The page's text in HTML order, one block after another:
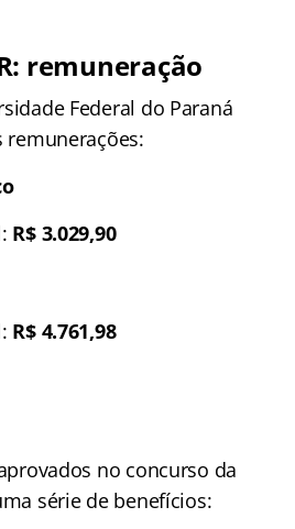
remuneração
Federal do Paraná
remunerações:
R$ 3.029,90
R$ 4.761,98
no concurso da
série de benefícios: